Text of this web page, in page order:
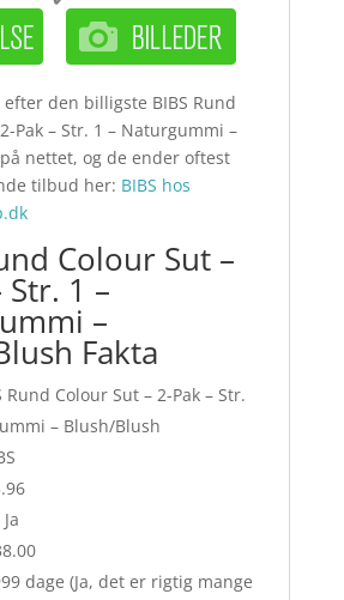
den billigste BIBS Rund
Pak – Str. 1 – Naturgummi –
nettet, og de ender oftest
tilbud her: BIBS hos
Colour Sut –
Str. 1 –
–
Fakta
Rund Colour Sut – 2-Pak – Str.
– Blush/Blush
dage (Ja, det er rigtig mange